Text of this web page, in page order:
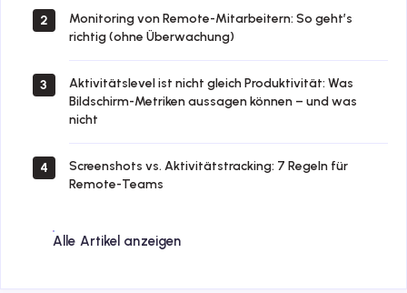
2
Monitoring von Remote-Mitarbeitern: So geht’s
richtig (ohne Überwachung)
3
Aktivitätslevel ist nicht gleich Produktivität: Was
Bildschirm-Metriken aussagen können – und was
nicht
4
Screenshots vs. Aktivitätstracking: 7 Regeln für
Remote-Teams
Alle Artikel anzeigen